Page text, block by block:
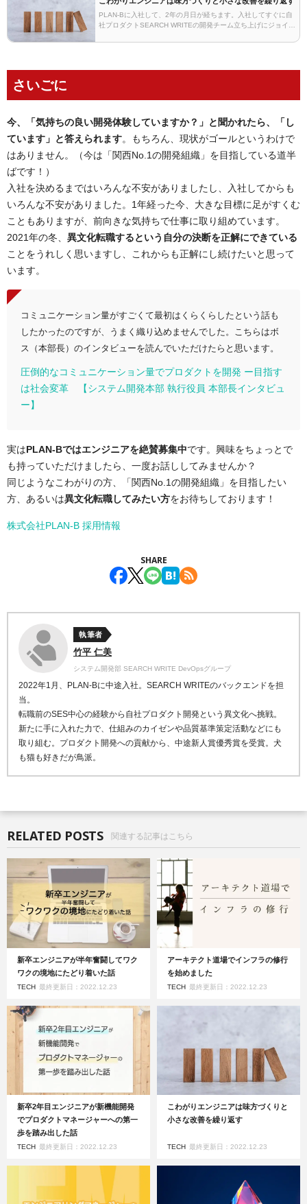
PLAN-Bに入社して、2年の月日が経ちます。入社してすぐに自
社プロダクトSEARCH WRITEの開発チーム立ち上げにジョイン
さいごに
今、「気持ちの良い開発体験していますか？」と聞かれたら、「し
ています」と答えられます。もちろん、現状がゴールというわけで
はありません。（今は「関西No.1の開発組織」を目指している道半
ばです！）
入社を決めるまではいろんな不安がありましたし、入社してからも
いろんな不安がありました。1年経った今、大きな目標に足がすくむ
こともありますが、前向きな気持ちで仕事に取り組めています。
2021年の冬、 異文化転職するという自分の決断を正解にできている
ことをうれしく思いますし、これからも正解にし続けたいと思って
います。
コミュニケーション量がすごくて最初はくらくらしたという話も
したかったのですが、うまく織り込めませんでした。こちらはボ
ス（本部長）のインタビューを読んでいただけたらと思います。
圧倒的なコミュニケーション量でプロダクトを開発 ー目指す
は社会変革 【システム開発本部 執行役員 本部長インタビュ
ー】
実はPLAN-Bではエンジニアを絶賛募集中です。興味をちょっとで
も持っていただけましたら、一度お話ししてみませんか？
同じようなこわがりの方、「関西No.1の開発組織」を目指したい
方、あるいは異文化転職してみたい方をお待ちしております！
株式会社PLAN-B 採用情報
SHARE
執筆者
竹平 仁美
システム開発部 SEARCH WRITE DevOpsグループ
2022年1月、PLAN-Bに中途入社。SEARCH WRITEのバックエンドを担
当。
転職前のSES中心の経験から自社プロダクト開発という異文化へ挑戦。
新たに手に入れた力で、仕組みのカイゼンや品質基準策定活動などにも
取り組む。プロダクト開発への貢献から、中途新人賞優秀賞を受賞。犬
も猫も好きだが鳥派。
RELATED POSTS 関連する記事はこちら
新卒エンジニアが半年奮闘してワク
ワクの境地にたどり着いた話
TECH 最終更新日：2022.12.23
アーキテクト道場でインフラの修行
を始めました
TECH 最終更新日：2022.12.23
新卒2年目エンジニアが新機能開発
でプロダクトマネージャーへの第一
歩を踏み出した話
TECH 最終更新日：2022.12.23
こわがりエンジニアは味方づくりと
小さな改善を繰り返す
TECH 最終更新日：2022.12.23